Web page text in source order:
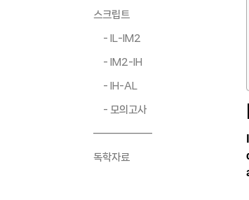
스크립트
- IL-IM2
- IM2-IH
- IH-AL
- 모의고사
――――――
독학자료